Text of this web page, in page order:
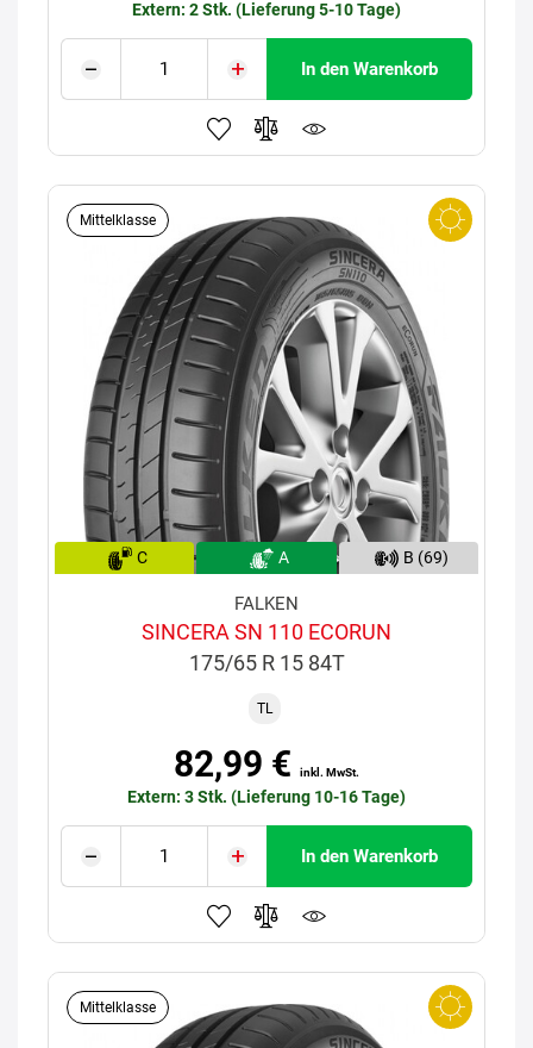
Extern: 2 Stk. (Lieferung 5-10 Tage)
In den Warenkorb
Mittelklasse
C A B (69)
FALKEN
SINCERA SN 110 ECORUN
175/65 R 15 84T
TL
82,99 € inkl. MwSt.
Extern: 3 Stk. (Lieferung 10-16 Tage)
In den Warenkorb
Mittelklasse